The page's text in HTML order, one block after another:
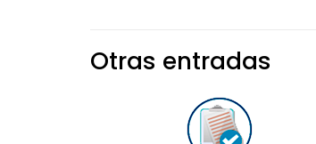
Otras entradas